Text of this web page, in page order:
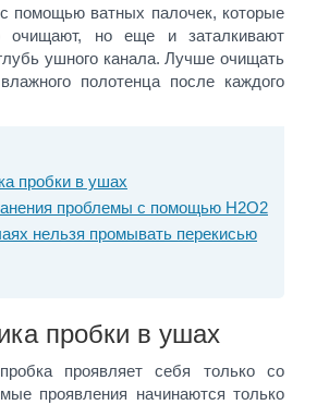
помощью ватных палочек, которые
очищают, но еще и заталкивают
ушного канала. Лучше очищать
полотенца после каждого
пробки в ушах
проблемы с помощью Н2О2
нельзя промывать перекисью
пробки в ушах
проявляет себя только со
проявления начинаются только